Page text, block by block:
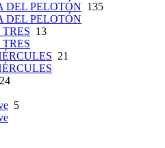
DEL PELOTÓN 135
DEL PELOTÓN
13
21
24
5